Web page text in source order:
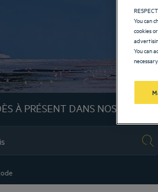
À PRÉSENT DANS NOS HÔTELS
You can
cookies
You can